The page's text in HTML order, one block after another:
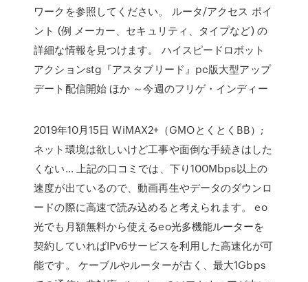
ワークを参照してください。 ルータ/アクセス ポイ
ント (例 メーカー、セキュリティ、タイプなど) の
詳細な情報を見つけます。 ハイスピードロボット
アクションstg『アスタブリード』pc版大型アップ
デート配信開始 ほか ～今週のフリゲ・インディー
2019年10月15日 WiMAX2+（GMOとくとくBB）;
ネット環境は欲しいけど工事や面倒な手続きはした
くない… 上記の口コミでは、下り100Mbps以上の
速度が出ているので、動画再生やデータのダウンロ
ードの際に高速で読み込めると考えられます。 eo
光でも月額無料から使えるeo光多機能ルーターを
契約していればIPv6サービスを利用した高速化が可
能です。 ケーブルやルーターが古く、最大1Gbps